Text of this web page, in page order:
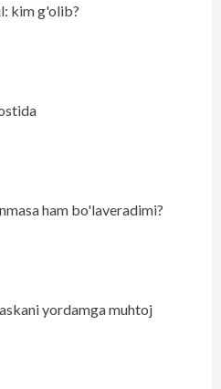
kim g'olib?
ham bo'laveradimi?
yordamga muhtoj